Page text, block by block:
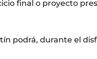
final o proyecto
podrá, durante el